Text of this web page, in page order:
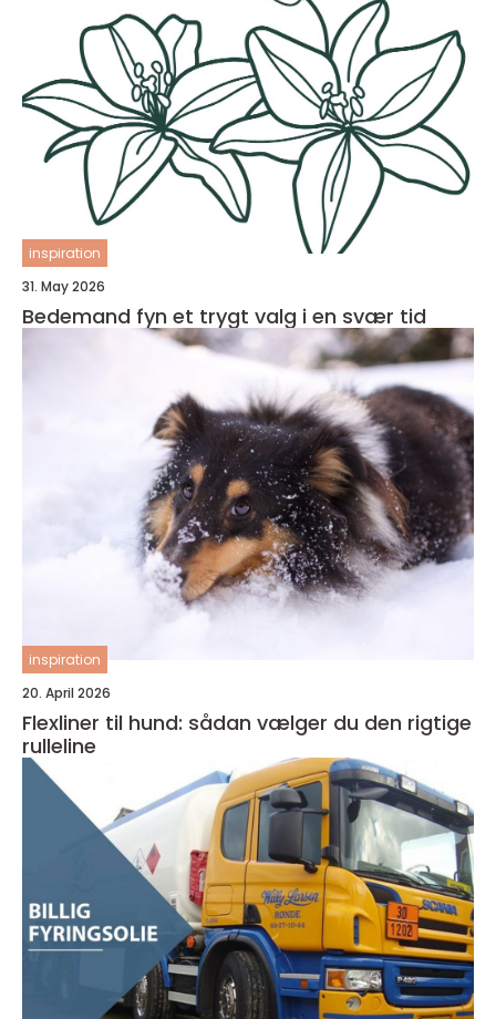
inspiration
31. May 2026
Bedemand fyn et trygt valg i en svær tid
inspiration
20. April 2026
Flexliner til hund: sådan vælger du den rigtige
rulleline